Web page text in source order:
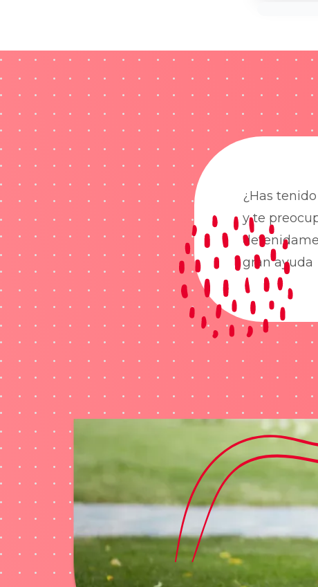
¿Has
y te
gran ayuda